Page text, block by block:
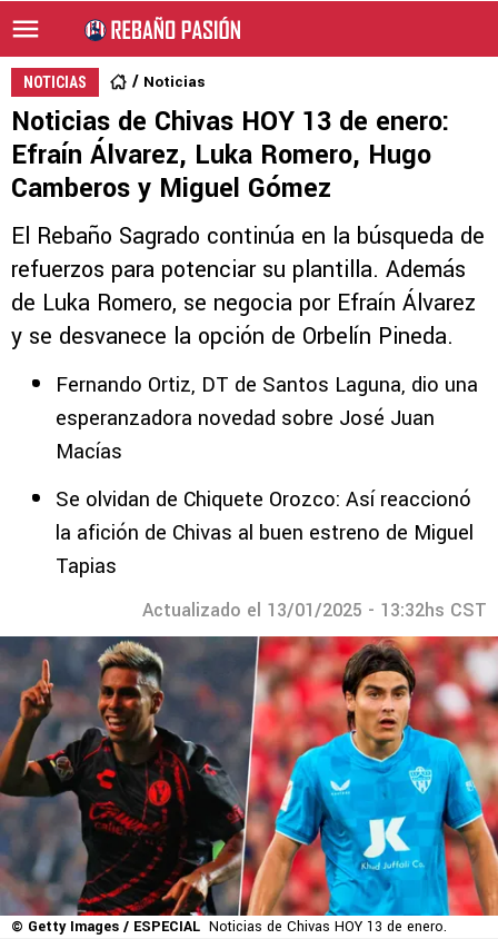
NOTICIAS Noticias
Noticias de Chivas HOY 13 de enero:
Efraín Álvarez, Luka Romero, Hugo
Camberos y Miguel Gómez
El Rebaño Sagrado continúa en la búsqueda de
refuerzos para potenciar su plantilla. Además
de Luka Romero, se negocia por Efraín Álvarez
y se desvanece la opción de Orbelín Pineda.
Fernando Ortiz, DT de Santos Laguna, dio una
esperanzadora novedad sobre José Juan
Macías
Se olvidan de Chiquete Orozco: Así reaccionó
la afición de Chivas al buen estreno de Miguel
Tapias
Actualizado el 13/01/2025 - 13:32hs CST
© Getty Images / ESPECIAL Noticias de Chivas HOY 13 de enero.